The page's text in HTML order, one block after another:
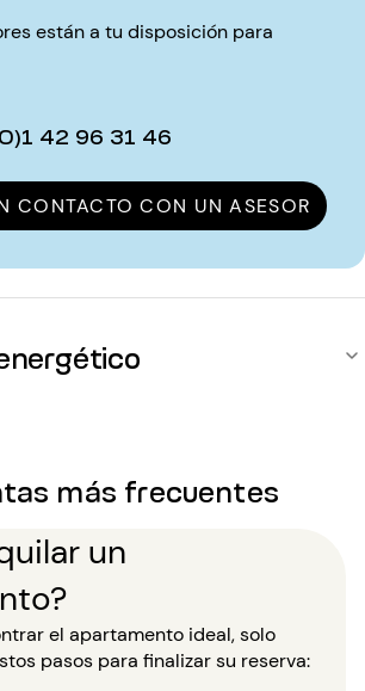
están a tu disposición para
42 96 31 46
CONTACTO CON UN ASESOR
más frecuentes
un
el apartamento ideal, solo
pasos para finalizar su reserva: